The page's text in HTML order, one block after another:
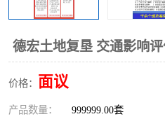
德宏土地复垦 交通影响
价格： 面议
产品数量： 999999.00套